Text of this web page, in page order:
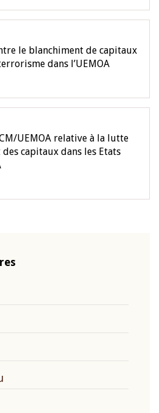
le blanchiment de capitaux
dans l’UEMOA
UEMOA relative à la lutte
capitaux dans les Etats